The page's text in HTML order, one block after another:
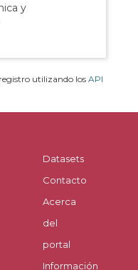
y
utilizando los API
Datasets
Contacto
Acerca
del
portal
Información